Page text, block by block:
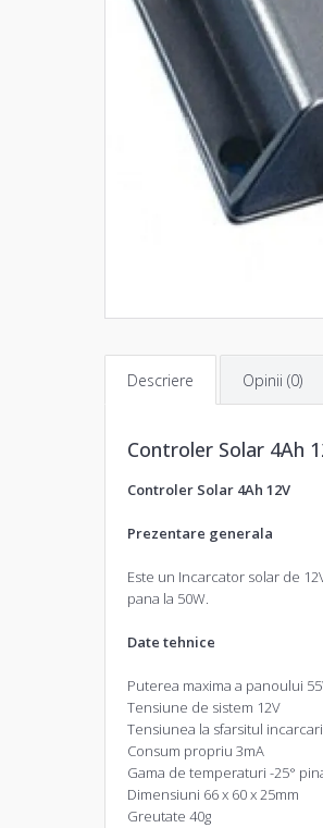
Descriere Opinii (0)
Controler Solar 4Ah
Controler Solar 4Ah 12V
Prezentare generala
Este un Incarcator solar de
pana la 50W.
Date tehnice
Puterea maxima a panoului
Tensiune de sistem 12V
Tensiunea la sfarsitul
Consum propriu 3mA
Gama de temperaturi -25°
Dimensiuni 66 x 60 x 25mm
Greutate 40g